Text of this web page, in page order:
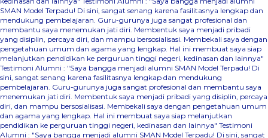
SMAN Model Terpadu! Di sini, sangat senang karena fasilitasnya lengkap dan
mendukung pembelajaran. Guru-gurunya juga sangat profesional dan
membantu saya menemukan jati diri. Membentuk saya menjadi pribadi
yang disiplin, percaya diri, dan mampu bersosialisasi. Membekali saya dengan
pengetahuan umum dan agama yang lengkap. Hal ini membuat saya siap
melanjutkan pendidikan ke perguruan tinggi negeri, kedinasan dan lainnya"
Testimoni Alumni : "Saya bangga menjadi alumni SMAN Model Terpadu! Di
sini, sangat senang karena fasilitasnya lengkap dan mendukung
pembelajaran. Guru-gurunya juga sangat profesional dan membantu saya
menemukan jati diri. Membentuk saya menjadi pribadi yang disiplin, percaya
diri, dan mampu bersosialisasi. Membekali saya dengan pengetahuan umum
dan agama yang lengkap. Hal ini membuat saya siap melanjutkan
pendidikan ke perguruan tinggi negeri, kedinasan dan lainnya" Testimoni
Alumni : "Saya bangga menjadi alumni SMAN Model Terpadu! Di sini, sangat